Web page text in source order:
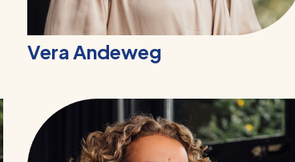
Vera Andeweg